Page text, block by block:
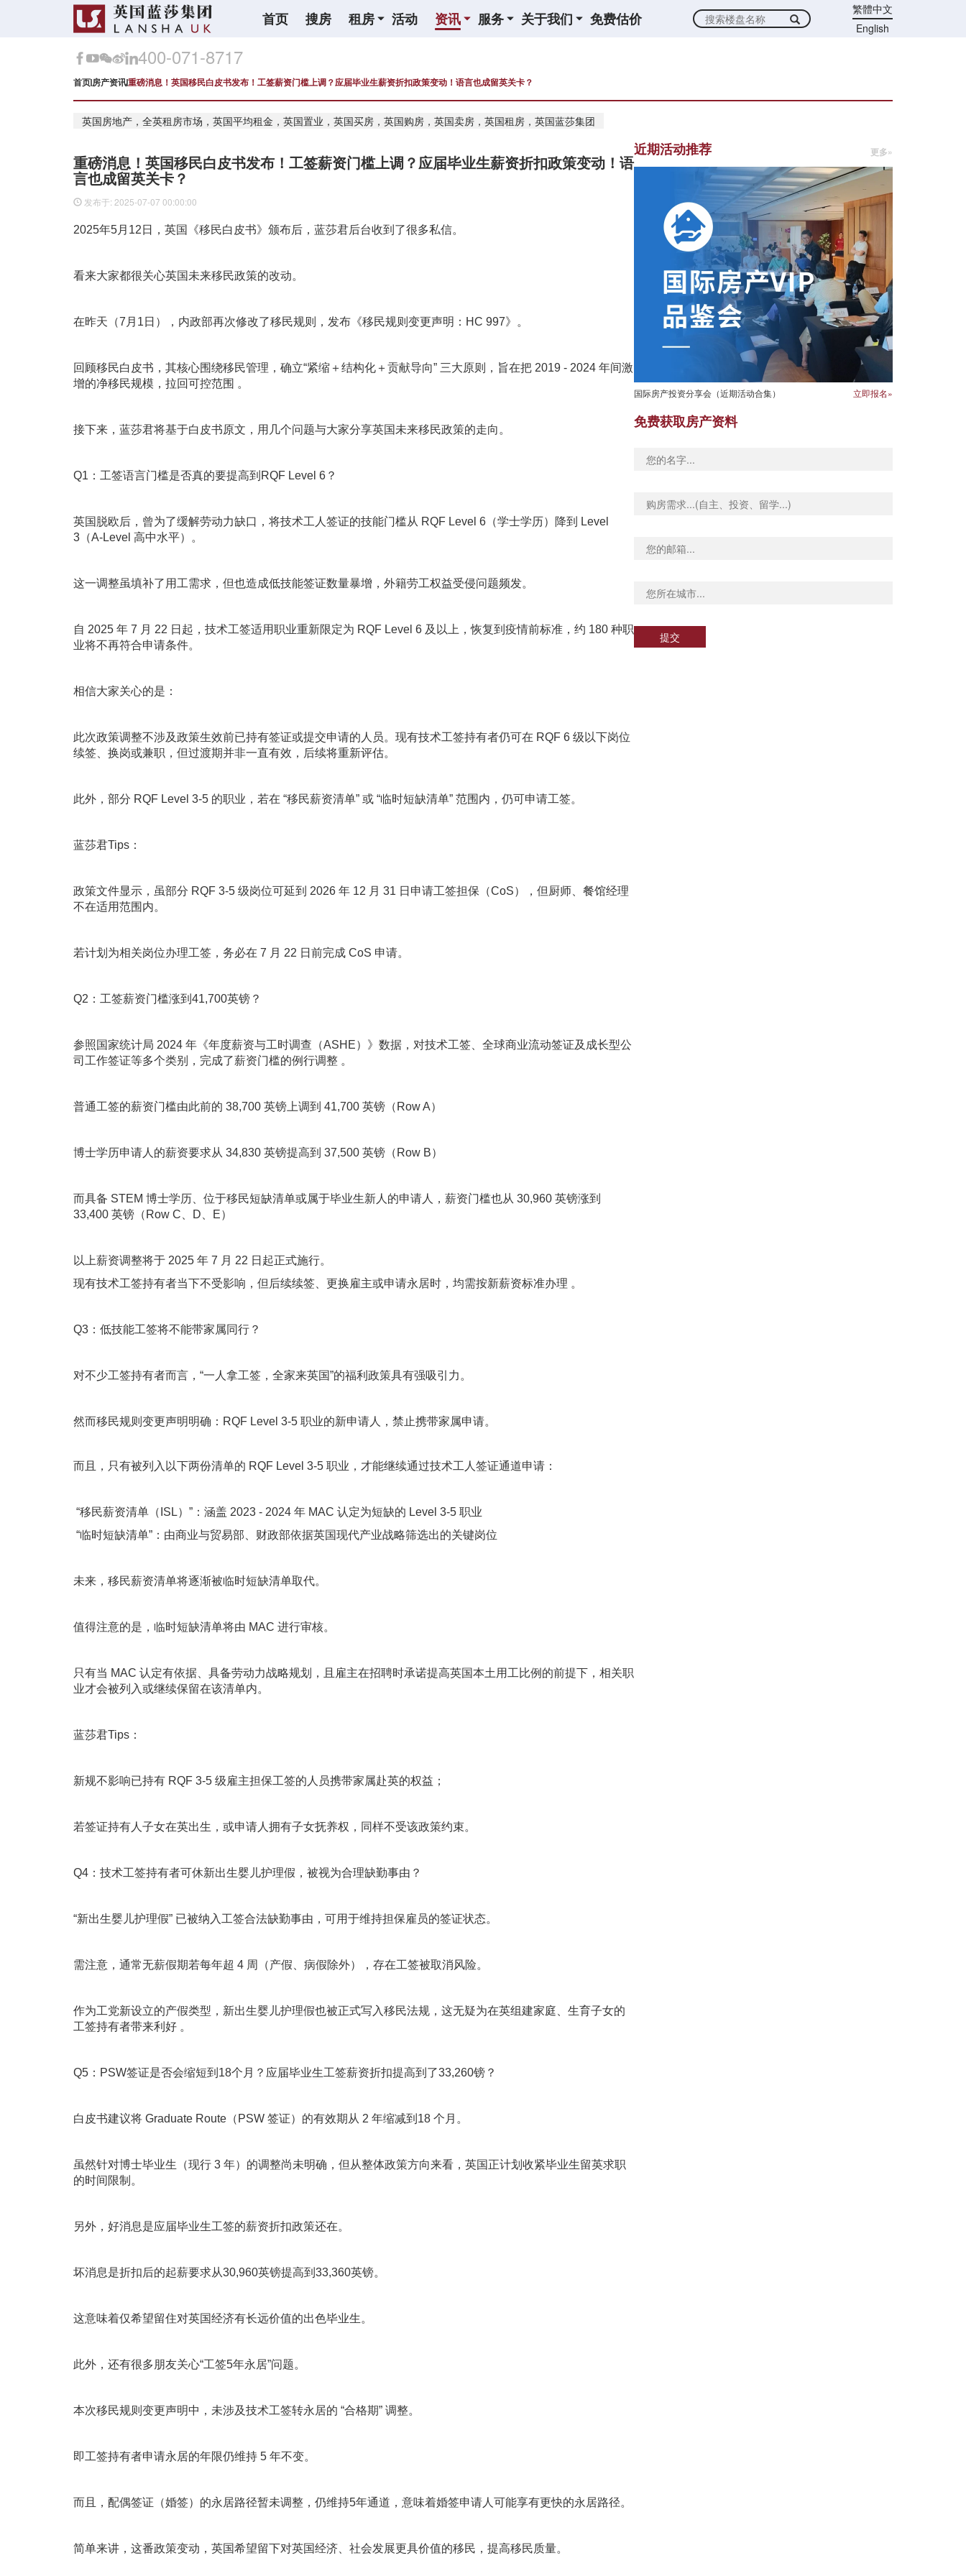
首页 搜房 租房 活动 资讯 服务 关于我们 免费估价
繁體中文
English
400-071-8717
首页房产资讯重磅消息！英国移民白皮书发布！工签薪资门槛上调？应届毕业生薪资折扣政策变动！语言也成留英关卡？
英国房地产，全英租房市场，英国平均租金，英国置业，英国买房，英国购房，英国卖房，英国租房，英国蓝莎集团
重磅消息！英国移民白皮书发布！工签薪资门槛上调？应届毕业生薪资折扣政策变动！语
言也成留英关卡？
发布于: 2025-07-07 00:00:00
2025年5月 12 日， 英国《移民白皮书》颁布后，蓝莎君后台收到了很多私信。
看来大家都很关心英国未来移民政策的改动。
在昨天（7月1日），内政部再次修改了移民规则，发布《移民规则变更声明：HC 997》。
回顾移民白皮书，其核心围绕移民管理，确立“紧缩＋结构化＋贡献导向” 三大原则，旨在把 2019 - 2024 年间激
增的净移民规模，拉回可控范围 。
接下来，蓝莎君将基于白皮书原文，用几个问题与大家分享英国未来移民政策的走向。
Q1：工签语言门槛是否真的要提高到RQF Level 6？
英国脱欧后，曾为了缓解劳动力缺口，将技术工人签证的技能门槛从 RQF Level 6（学士学历）降到 Level
3（A-Level 高中水平）。
这一调整虽填补了用工需求，但也造成低技能签证数量暴增，外籍劳工权益受侵问题频发。
自 2025 年 7 月 22 日起，技术工签适用职业重新限定为 RQF Level 6 及以上，恢复到疫情前标准，约 180 种职
业将不再符合申请条件。
相信大家关心的是：
此次政策调整不涉及政策生效前已持有签证或提交申请的人员。现有技术工签持有者仍可在 RQF 6 级以下岗位
续签、换岗或兼职，但过渡期并非一直有效，后续将重新评估。
此外，部分 RQF Level 3-5 的职业，若在 “移民薪资清单” 或 “临时短缺清单” 范围内，仍可申请工签。
蓝莎君Tips：
政策文件显示，虽部分 RQF 3-5 级岗位可延到 2026 年 12 月 31 日申请工签担保（CoS），但厨师、餐馆经理
不在适用范围内。
若计划为相关岗位办理工签，务必在 7 月 22 日前完成 CoS 申请。
Q2：工签薪资门槛涨到41,700英镑？
参照国家统计局 2024 年《年度薪资与工时调查（ASHE）》数据，对技术工签、全球商业流动签证及成长型公
司工作签证等多个类别，完成了薪资门槛的例行调整 。
普通工签的薪资门槛由此前的 38,700 英镑上调到 41,700 英镑（Row A）
博士学历申请人的薪资要求从 34,830 英镑提高到 37,500 英镑（Row B）
而具备 STEM 博士学历、位于移民短缺清单或属于毕业生新人的申请人，薪资门槛也从 30,960 英镑涨到
33,400 英镑（Row C、D、E）
以上薪资调整将于 2025 年 7 月 22 日起正式施行。
现有技术工签持有者当下不受影响，但后续续签、更换雇主或申请永居时，均需按新薪资标准办理 。
Q3：低技能工签将不能带家属同行？
对不少工签持有者而言，“一人拿工签，全家来英国”的福利政策具有强吸引力。
然而移民规则变更声明明确：RQF Level 3-5 职业的新申请人，禁止携带家属申请。
而且，只有被列入以下两份清单的 RQF Level 3-5 职业，才能继续通过技术工人签证通道申请：
“移民薪资清单（ISL）”：涵盖 2023 - 2024 年 MAC 认定为短缺的 Level 3-5 职业
“临时短缺清单”：由商业与贸易部、财政部依据英国现代产业战略筛选出的关键岗位
未来，移民薪资清单将逐渐被临时短缺清单取代。
值得注意的是，临时短缺清单将由 MAC 进行审核。
只有当 MAC 认定有依据、具备劳动力战略规划，且雇主在招聘时承诺提高英国本土用工比例的前提下，相关职
业才会被列入或继续保留在该清单内。
蓝莎君Tips：
新规不影响已持有 RQF 3-5 级雇主担保工签的人员携带家属赴英的权益；
若签证持有人子女在英出生，或申请人拥有子女抚养权，同样不受该政策约束。
Q4：技术工签持有者可休新出生婴儿护理假，被视为合理缺勤事由？
“新出生婴儿护理假” 已被纳入工签合法缺勤事由，可用于维持担保雇员的签证状态。
需注意，通常无薪假期若每年超 4 周（产假、病假除外），存在工签被取消风险。
作为工党新设立的产假类型，新出生婴儿护理假也被正式写入移民法规，这无疑为在英组建家庭、生育子女的
工签持有者带来利好 。
Q5：PSW签证是否会缩短到18个月？应届毕业生工签薪资折扣提高到了33,260镑？
白皮书建议将 Graduate Route（PSW 签证）的有效期从 2 年缩减到18 个月。
虽然针对博士毕业生（现行 3 年）的调整尚未明确，但从整体政策方向来看，英国正计划收紧毕业生留英求职
的时间限制。
另外，好消息是应届毕业生工签的薪资折扣政策还在。
坏消息是折扣后的起薪要求从30,960英镑提高到33,360英镑。
这意味着仅希望留住对英国经济有长远价值的出色毕业生。
此外，还有很多朋友关心“工签5年永居”问题。
本次移民规则变更声明中，未涉及技术工签转永居的 “合格期” 调整。
即工签持有者申请永居的年限仍维持 5 年不变。
而且，配偶签证（婚签）的永居路径暂未调整，仍维持5年通道，意味着婚签申请人可能享有更快的永居路径。
简单来讲，这番政策变动，英国希望留下对英国经济、社会发展更具价值的移民，提高移民质量。
近期活动推荐 更多»
国际房产投资分享会（近期活动合集） 立即报名»
免费获取房产资料
提交